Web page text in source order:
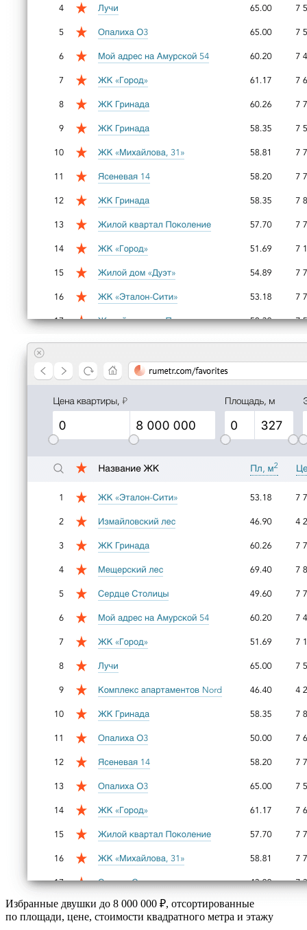
Избранные двушки до 8 000 000 ₽, отсортированные
по площади, цене, стоимости квадратного метра и этажу